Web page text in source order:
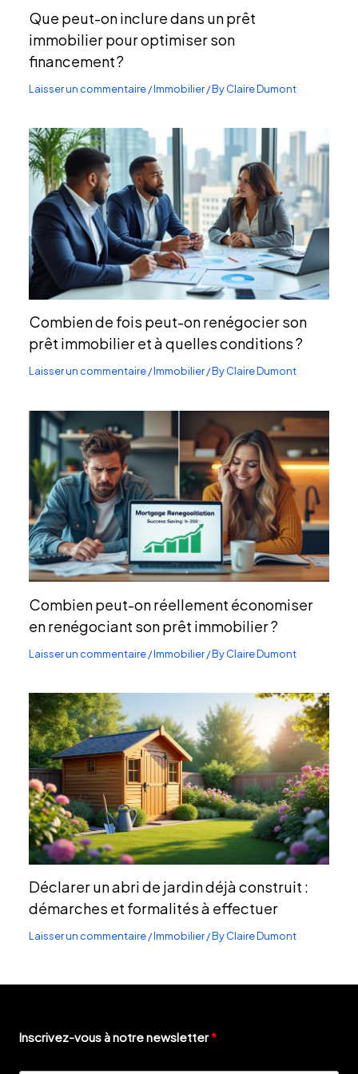
Que peut-on inclure dans un prêt
immobilier pour optimiser son
financement ?
Laisser un commentaire/Immobilier/ ByClaire Dumont
Combien de fois peut-on renégocier son
prêt immobilier et à quelles conditions ?
Laisser un commentaire/Immobilier/ ByClaire Dumont
Combien peut-on réellement économiser
en renégociant son prêt immobilier ?
Laisser un commentaire/Immobilier/ ByClaire Dumont
Déclarer un abri de jardin déjà construit :
démarches et formalités à effectuer
Laisser un commentaire/Immobilier/ ByClaire Dumont
Inscrivez-vous à notre newsletter